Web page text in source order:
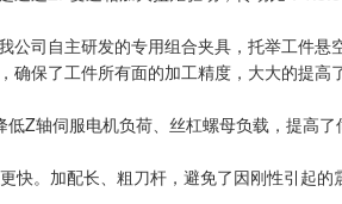
司自主研发的专用组合夹具，托举工件悬
保了工件所有面的加工精度，大大的提高
Z轴伺服电机负荷、丝杠螺母负载，提高了
快。加配长、粗刀杆，避免了因刚性引起的